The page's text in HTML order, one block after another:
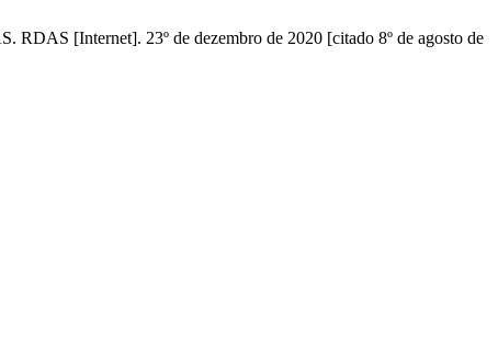
[Internet]. 23º de dezembro de 2020 [citado 8º de agosto de